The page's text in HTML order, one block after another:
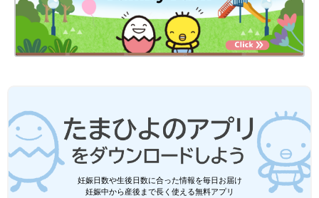
妊娠日数や生後日数に合った情報を毎日お届け
妊娠中から産後まで長く使える無料アプリ